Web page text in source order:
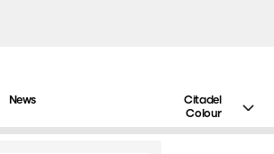
News
Citadel
Colour
2 voitures Postales LSMODELS-40443